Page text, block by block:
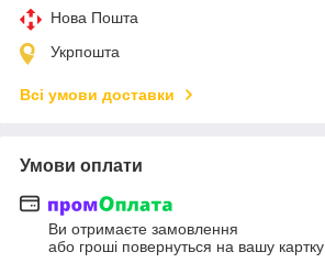
Нова Пошта
Укрпошта
Всі умови доставки
Умови оплати
Ви отримаєте замовлення
або гроші повернуться на вашу картку